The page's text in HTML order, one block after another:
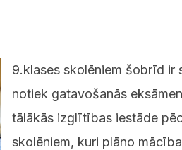
9.klases skolēniem šobrīd ir
notiek gatavošanās
tālākās izglītības iestāde
skolēniem, kuri plāno